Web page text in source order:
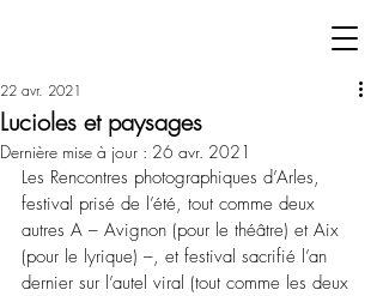
Lucioles et paysages
22 avr. 2021
Dernière mise à jour : 26 avr. 2021
Les Rencontres photographiques d’Arles,
festival prisé de l’été, tout comme deux
autres A – Avignon (pour le théâtre) et Aix
(pour le lyrique) –, et festival sacrifié l’an
dernier sur l’autel viral (tout comme les deux